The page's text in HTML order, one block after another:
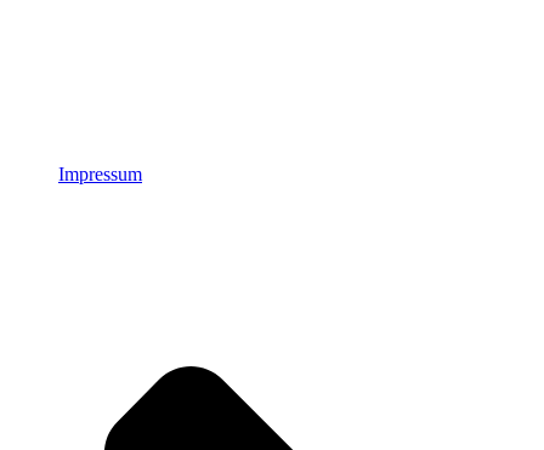
Impressum